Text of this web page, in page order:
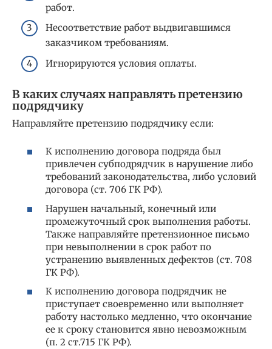
работ.
Несоответствие работ выдвигавшимся
заказчиком требованиям.
Игнорируются условия оплаты.
В каких случаях направлять претензию
подрядчику
Направляйте претензию подрядчику если:
К исполнению договора подряда был
привлечен субподрядчик в нарушение либо
требований законодательства, либо условий
договора (ст. 706 ГК РФ).
Нарушен начальный, конечный или
промежуточный срок выполнения работы.
Также направляйте претензионное письмо
при невыполнении в срок работ по
устранению выявленных дефектов (ст. 708
ГК РФ).
К исполнению договора подрядчик не
приступает своевременно или выполняет
работу настолько медленно, что окончание
ее к сроку становится явно невозможным
(п. 2 ст.715 ГК РФ).